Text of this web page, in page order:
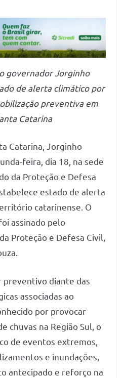
governador Jorginho
de alerta climático por
preventiva em
Catarina
Catarina, Jorginho
feira, dia 18, na sede
da Proteção e Defesa
estado de alerta
catarinense. O
assinado pelo
Proteção e Defesa Civil,
preventivo diante das
associadas ao
por provocar
chuvas na Região Sul, o
de eventos extremos,
e inundações,
antecipado e reforço na